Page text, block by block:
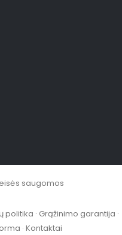
saugomos
politika · Grąžinimo garantija ·
· Kontaktai